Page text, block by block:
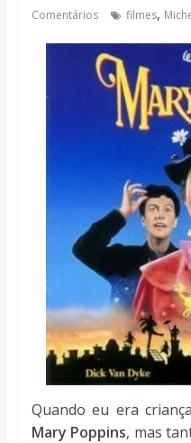
Comentários
filmes,
Quando eu era
Mary Poppins, mas